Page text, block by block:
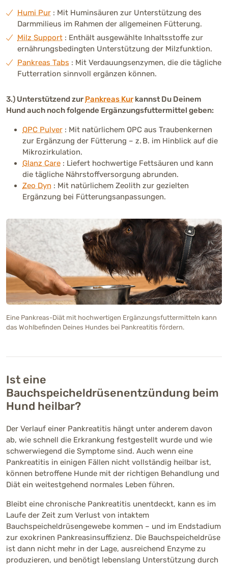
Humi Pur : Mit Huminsäuren zur Unterstützung des
Darmmilieus im Rahmen der allgemeinen Fütterung.
Milz Support : Enthält ausgewählte Inhaltsstoffe zur
ernährungsbedingten Unterstützung der Milzfunktion.
Pankreas Tabs : Mit Verdauungsenzymen, die die tägliche
Futterration sinnvoll ergänzen können.
3.) Unterstützend zur Pankreas Kur kannst Du Deinem
Hund auch noch folgende Ergänzungsfuttermittel geben:
OPC Pulver : Mit natürlichem OPC aus Traubenkernen
zur Ergänzung der Fütterung – z. B. im Hinblick auf die
Mikrozirkulation.
Glanz Care : Liefert hochwertige Fettsäuren und kann
die tägliche Nährstoffversorgung abrunden.
Zeo Dyn : Mit natürlichem Zeolith zur gezielten
Ergänzung bei Fütterungsanpassungen.
Eine Pankreas-Diät mit hochwertigen Ergänzungsfuttermitteln kann
das Wohlbefinden Deines Hundes bei Pankreatitis fördern.
Ist eine
Bauchspeicheldrüsenentzündung beim
Hund heilbar?
Der Verlauf einer Pankreatitis hängt unter anderem davon
ab, wie schnell die Erkrankung festgestellt wurde und wie
schwerwiegend die Symptome sind. Auch wenn eine
Pankreatitis in einigen Fällen nicht vollständig heilbar ist,
können betroffene Hunde mit der richtigen Behandlung und
Diät ein weitestgehend normales Leben führen.
Bleibt eine chronische Pankreatitis unentdeckt, kann es im
Laufe der Zeit zum Verlust von intaktem
Bauchspeicheldrüsengewebe kommen – und im Endstadium
zur exokrinen Pankreasinsuffizienz. Die Bauchspeicheldrüse
ist dann nicht mehr in der Lage, ausreichend Enzyme zu
produzieren, und benötigt lebenslang Unterstützung durch